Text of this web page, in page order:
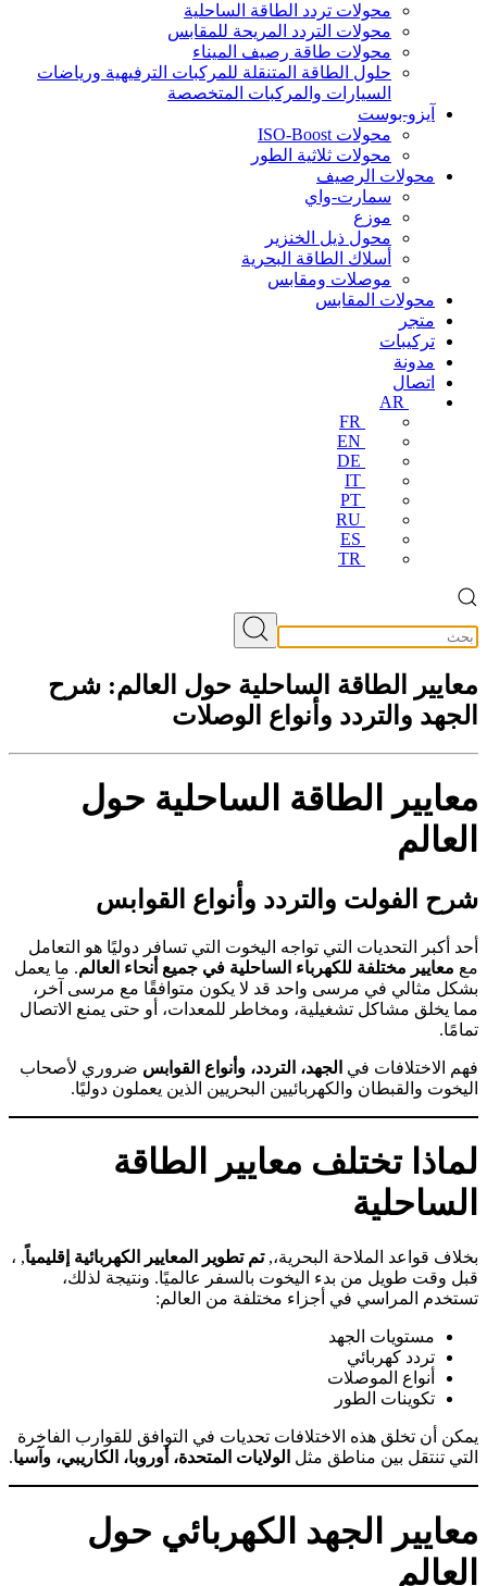
محولات تردد الطاقة الساحلية
محولات التردد المريحة للمقابس
محولات طاقة رصيف الميناء
حلول الطاقة المتنقلة للمركبات الترفيهية ورياضات
السيارات والمركبات المتخصصة
آيزو-بوست
محولات ISO-Boost
محولات ثلاثية الطور
محولات الرصيف
سمارت-واي
موزع
محول ذيل الخنزير
أسلاك الطاقة البحرية
موصلات ومقابس
محولات المقابس
متجر
تركيبات
مدونة
اتصال
AR
FR
EN
DE
IT
PT
RU
ES
TR
معايير الطاقة الساحلية حول العالم: شرح
الجهد والتردد وأنواع الوصلات
معايير الطاقة الساحلية حول
العالم
شرح الفولت والتردد وأنواع القوابس
أحد أكبر التحديات التي تواجه اليخوت التي تسافر دوليًا هو التعامل
مع معايير مختلفة للكهرباء الساحلية في جميع أنحاء العالم. ما يعمل
بشكل مثالي في مرسى واحد قد لا يكون متوافقًا مع مرسى آخر،
مما يخلق مشاكل تشغيلية، ومخاطر للمعدات، أو حتى يمنع الاتصال
تمامًا.
فهم الاختلافات في الجهد، التردد، وأنواع القوابس ضروري لأصحاب
اليخوت والقبطان والكهربائيين البحريين الذين يعملون دوليًا.
لماذا تختلف معايير الطاقة
الساحلية
بخلاف قواعد الملاحة البحرية،,تم تطوير المعايير الكهربائية إقليمياً, ،
قبل وقت طويل من بدء اليخوت بالسفر عالميًا. ونتيجة لذلك،
تستخدم المراسي في أجزاء مختلفة من العالم:
مستويات الجهد
تردد كهربائي
أنواع الموصلات
تكوينات الطور
يمكن أن تخلق هذه الاختلافات تحديات في التوافق للقوارب الفاخرة
التي تنتقل بين مناطق مثل الولايات المتحدة، أوروبا، الكاريبي، وآسيا.
معايير الجهد الكهربائي حول
العالم